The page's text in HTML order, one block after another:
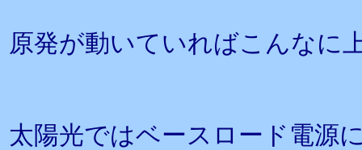
原発が動いていればこんなに
太陽光ではベースロード電源